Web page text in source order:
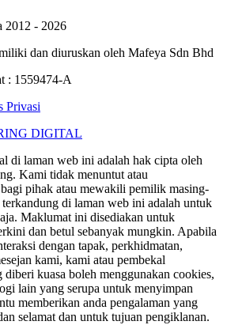
2012 - 2026
dan diuruskan oleh Mafeya Sdn Bhd
: 1559474-A
Privasi
DIGITAL
di laman web ini adalah hak cipta oleh
Kami tidak menuntut atau
pihak atau mewakili pemilik masing-
di laman web ini adalah untuk
Maklumat ini disediakan untuk
dan betul sebanyak mungkin. Apabila
dengan tapak, perkhidmatan,
kami, kami atau pembekal
kuasa boleh menggunakan cookies,
lain yang serupa untuk menyimpan
memberikan anda pengalaman yang
selamat dan untuk tujuan pengiklanan.